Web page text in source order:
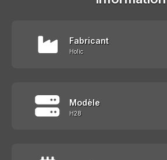
Fabricant
Holic
Modèle
H28